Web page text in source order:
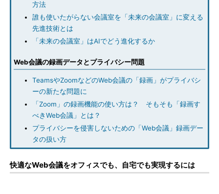
方法
誰も使いたがらない会議室を「未来の会議室」に変える
先進技術とは
「未来の会議室」はAIでどう進化するか
Web会議の録画データとプライバシー問題
TeamsやZoomなどのWeb会議の「録画」がプライバシ
ーの新たな問題に
「Zoom」の録画機能の使い方は？ そもそも「録画す
べきWeb会議」とは？
プライバシーを侵害しないための「Web会議」録画デー
タの扱い方
快適なWeb会議をオフィスでも、自宅でも実現するには